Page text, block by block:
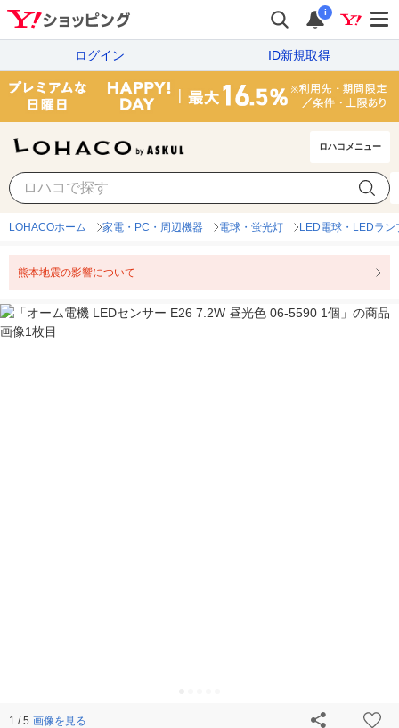
i
ログイン ID新規取得
ロハコメニュー
LOHACOホーム 家電・PC・周辺機器 電球・蛍光灯 LED電球・LEDラン
熊本地震の影響について
1 / 5 画像を見る